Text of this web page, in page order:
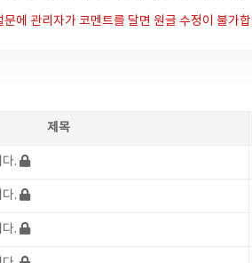
문에 관리자가 코멘트를 달면 원글 수정이 불가
제목
.
.
.